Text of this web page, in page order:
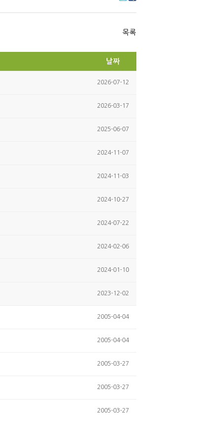
itte ce
ok
목록
날짜
2026-07-12
2026-03-17
2025-06-07
2024-11-07
2024-11-03
2024-10-27
2024-07-22
2024-02-06
2024-01-10
2023-12-02
2005-04-04
2005-04-04
2005-03-27
2005-03-27
2005-03-27